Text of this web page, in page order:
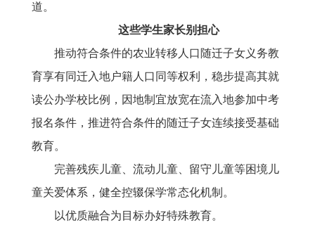
道。
这些学生家长别担心
推动符合条件的农业转移人口随迁子女义务教
育享有同迁入地户籍人口同等权利，稳步提高其就
读公办学校比例，因地制宜放宽在流入地参加中考
报名条件，推进符合条件的随迁子女连续接受基础
教育。
完善残疾儿童、流动儿童、留守儿童等困境儿
童关爱体系，健全控辍保学常态化机制。
以优质融合为目标办好特殊教育。